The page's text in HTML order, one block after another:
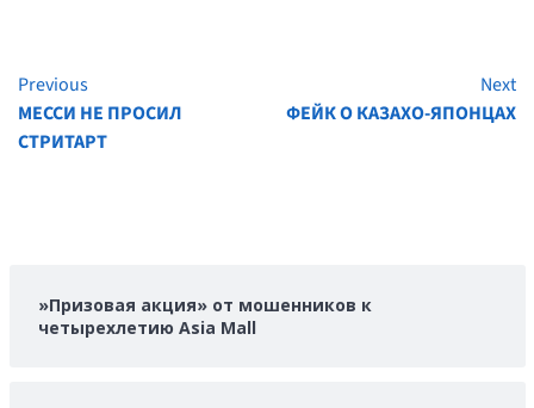
Continue
Reading
Previous
МЕССИ НЕ ПРОСИЛ
СТРИТАРТ
Next
ФЕЙК О КАЗАХО-ЯПОНЦАХ
»Призовая акция» от мошенников к
четырехлетию Asia Mall